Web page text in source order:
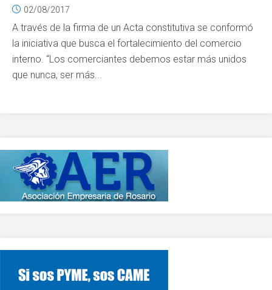
02/08/2017
A través de la firma de un Acta constitutiva se conformó
la iniciativa que busca el fortalecimiento del comercio
interno. “Los comerciantes debemos estar más unidos
que nunca, ser más...